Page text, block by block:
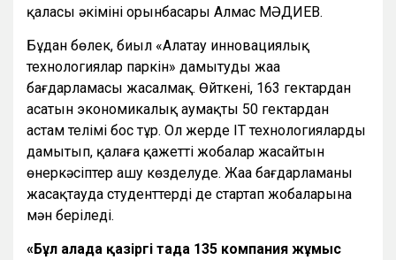
қаласы әкімінің орынбасары Алмас МӘДИЕВ.
Бұдан бөлек, биыл «Алатау инновациялық
технологиялар паркін» дамытудың жаңа
бағдарламасы жасалмақ. Өйткені, 163 гектардан
асатын экономикалық аумақтың 50 гектардан
астам телімі бос тұр. Ол жерде ІТ технологияларды
дамытып, қалаға қажетті жобалар жасайтын
өнеркәсіптер ашу көзделуде. Жаңа бағдарламаны
жасақтауда студенттердің де стартап жобаларына
мән беріледі.
«Бұл алаңда қазіргі таңда 135 компания жұмыс